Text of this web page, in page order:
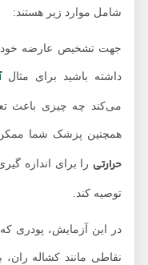
شامل موارد زیر هستند:
جهت تشخیص عارضه خود
داشته باشید برای مثال
می‌کند چه چیزی باعث
همچنین پزشک شما ممکن
حرارتیرا برای اندازه گیری
توصیه کند.
در این آزمایش، پودری
نقاطی مانند کشاله ران،